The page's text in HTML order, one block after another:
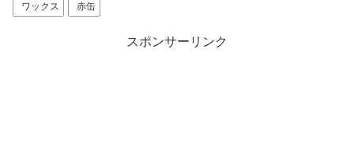
ワックス
赤缶
スポンサーリンク